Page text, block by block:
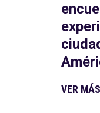
VER MÁS